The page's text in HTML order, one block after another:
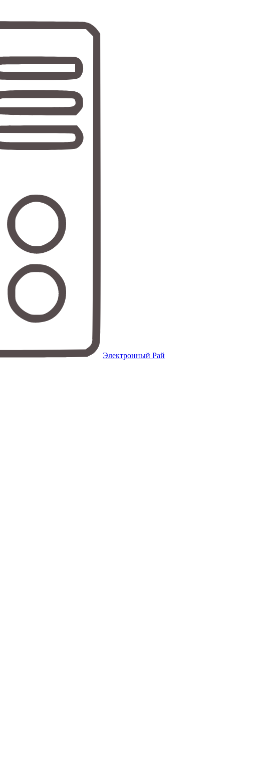
Электронный Рай